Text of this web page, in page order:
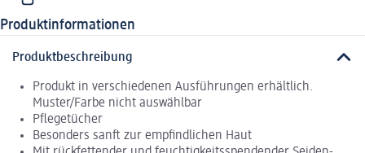
Produktinformationen
Produktbeschreibung
Produkt in verschiedenen Ausführungen erhältlich.
Muster/Farbe nicht auswählbar
Pflegetücher
Besonders sanft zur empfindlichen Haut